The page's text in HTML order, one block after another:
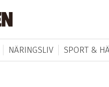
NÄRINGSLIV SPORT &